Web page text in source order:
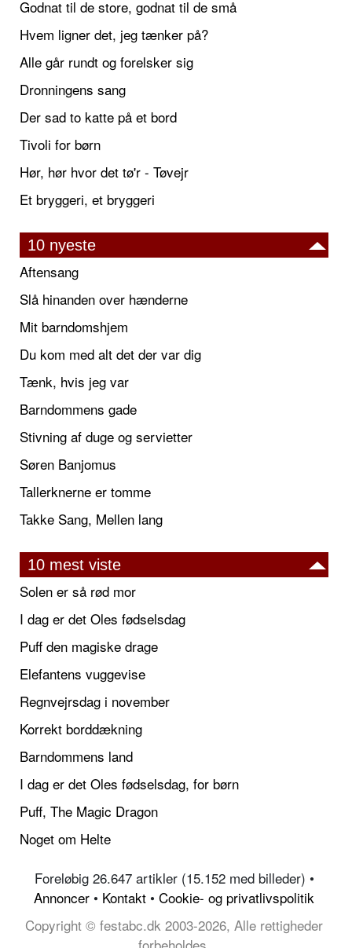
Godnat til de store, godnat til de små
Hvem ligner det, jeg tænker på?
Alle går rundt og forelsker sig
Dronningens sang
Der sad to katte på et bord
Tivoli for børn
Hør, hør hvor det tø'r - Tøvejr
Et bryggeri, et bryggeri
10 nyeste
Aftensang
Slå hinanden over hænderne
Mit barndomshjem
Du kom med alt det der var dig
Tænk, hvis jeg var
Barndommens gade
Stivning af duge og servietter
Søren Banjomus
Tallerknerne er tomme
Takke Sang, Mellen lang
10 mest viste
Solen er så rød mor
I dag er det Oles fødselsdag
Puff den magiske drage
Elefantens vuggevise
Regnvejrsdag i november
Korrekt borddækning
Barndommens land
I dag er det Oles fødselsdag, for børn
Puff, The Magic Dragon
Noget om Helte
Foreløbig 26.647 artikler (15.152 med billeder) •
Annoncer • Kontakt • Cookie- og privatlivspolitik
Copyright © festabc.dk 2003-2026, Alle rettigheder